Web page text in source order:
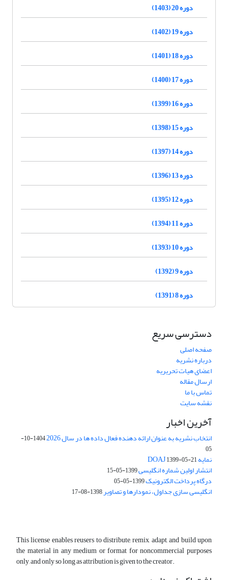
دوره 20 (1403)
دوره 19 (1402)
دوره 18 (1401)
دوره 17 (1400)
دوره 16 (1399)
دوره 15 (1398)
دوره 14 (1397)
دوره 13 (1396)
دوره 12 (1395)
دوره 11 (1394)
دوره 10 (1393)
دوره 9 (1392)
دوره 8 (1391)
دسترسی سریع
صفحه اصلی
درباره نشریه
اعضای هیات تحریریه
ارسال مقاله
تماس با ما
نقشه سایت
آخرین اخبار
انتخاب نشریه به عنوان ارائه دهنده فعال داده ها در سال 2026
1404-10-
05
نمایه DOAJ1399-05-21
انتشار اولین شماره انگلیسی1399-05-15
درگاه پرداخت الکترونیک1399-05-05
انگلیسی سازی جداول، نمودارها و تصاویر1398-08-17
This license enables reusers to distribute, remix, adapt, and build upon
the material in any medium or format for noncommercial purposes
only, and only so long as attribution is given to the creator.